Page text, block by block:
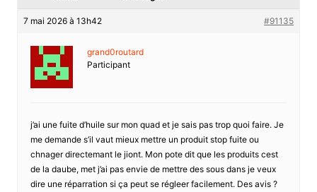
7 mai 2026 à 13h42 #91135
grand0routard
Participant
j’ai une fuite d’huile sur mon quad et je sais pas trop quoi faire. Je
me demande s’il vaut mieux mettre un produit stop fuite ou
chnager directemant le jiont. Mon pote dit que les produits cest
de la daube, met j’ai pas envie de mettre des sous dans je veux
dire une réparration si ça peut se régleer facilement. Des avis ?